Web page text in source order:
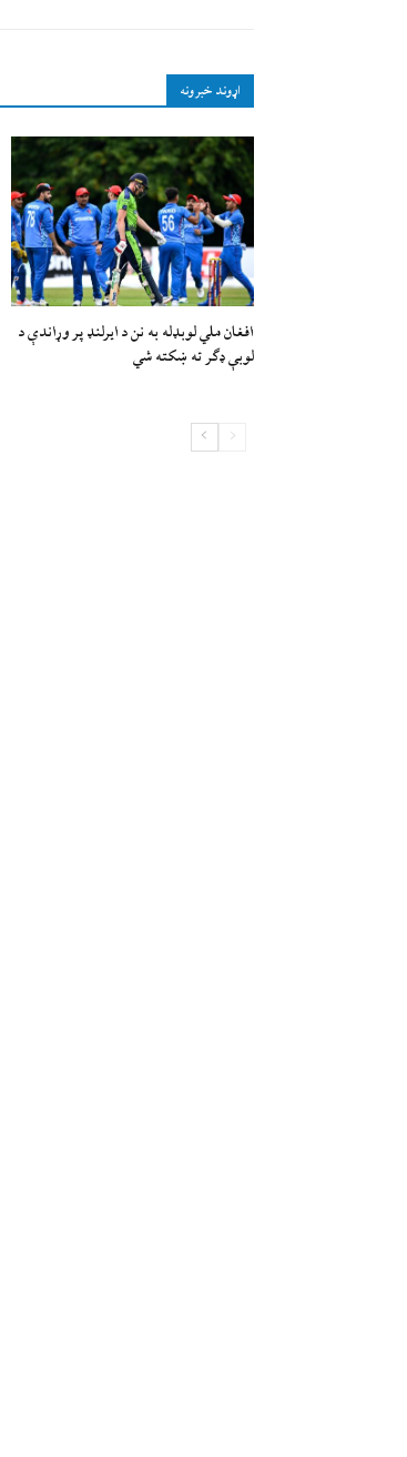
اړوند خبرونه
افغان ملي لوبډله به نن د ايرلنډ پر وړاندې د
لوبې ډګر ته ښکته شي